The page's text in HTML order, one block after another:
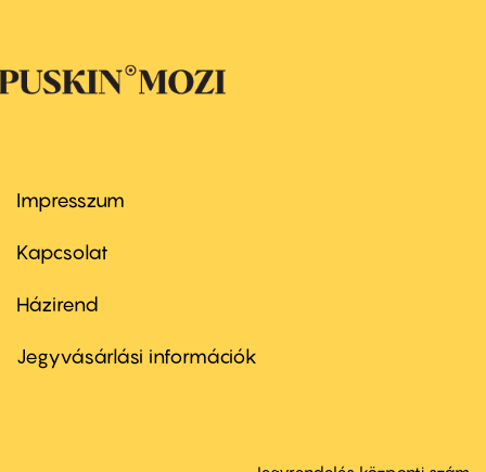
Footer
first
Impresszum
Kapcsolat
Footer
second
Házirend
Jegyvásárlási információk